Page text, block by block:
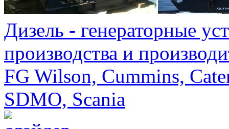
Дизель - генераторные
производства и
FG Wilson, Cummins,
SDMO, Scania